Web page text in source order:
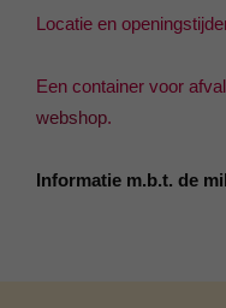
Locatie en
Een container voor
webshop.
Informatie m.b.t. de